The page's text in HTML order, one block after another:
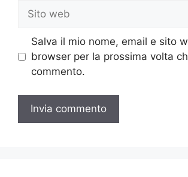
Sito
web
Salva il mio nome, email e sito
browser per la prossima volta
commento.